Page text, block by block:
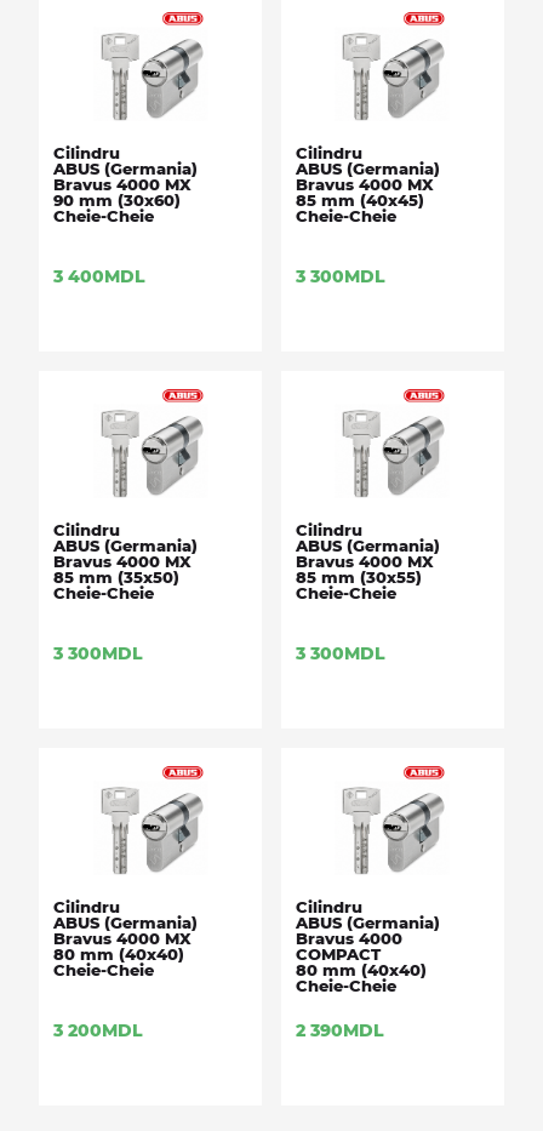
Cilindru
ABUS (Germania)
Bravus 4000 MX
90 mm (30x60)
Cheie-Cheie
3 400MDL
Cilindru
ABUS (Germania)
Bravus 4000 MX
85 mm (40x45)
Cheie-Cheie
3 300MDL
Cilindru
ABUS (Germania)
Bravus 4000 MX
85 mm (35x50)
Cheie-Cheie
3 300MDL
Cilindru
ABUS (Germania)
Bravus 4000 MX
85 mm (30x55)
Cheie-Cheie
3 300MDL
Cilindru
ABUS (Germania)
Bravus 4000 MX
80 mm (40x40)
Cheie-Cheie
3 200MDL
Cilindru
ABUS (Germania)
Bravus 4000
COMPACT
80 mm (40x40)
Cheie-Cheie
2 390MDL